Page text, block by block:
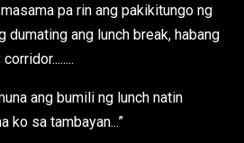
pa rin ang pakikitungo ng
dumating ang lunch break, habang
ang bumili ng lunch natin
ko sa tambayan...”